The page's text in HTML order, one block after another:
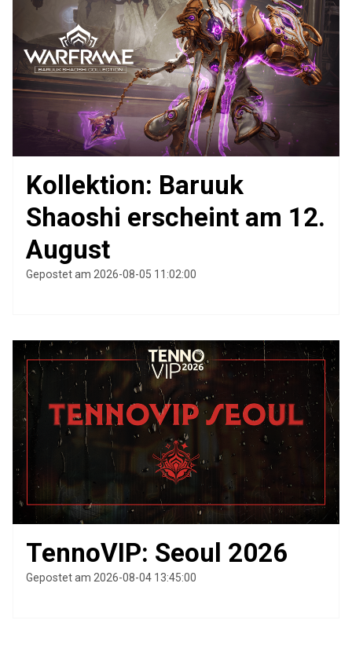
Kollektion: Baruuk
Shaoshi erscheint am 12.
August
Gepostet am 2026-08-05 11:02:00
TennoVIP: Seoul 2026
Gepostet am 2026-08-04 13:45:00